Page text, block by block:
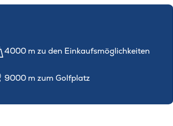
4000 m zu den Einkaufsmöglichkeiten
9000 m zum Golfplatz